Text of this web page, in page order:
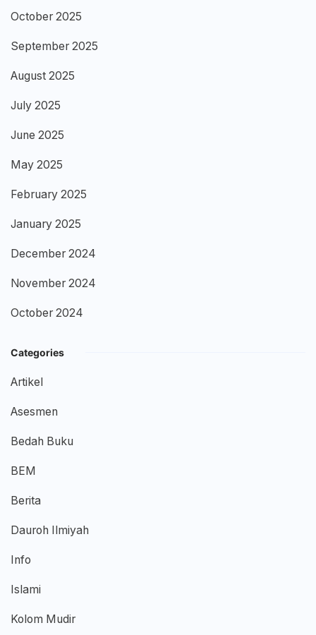
October 2025
September 2025
August 2025
July 2025
June 2025
May 2025
February 2025
January 2025
December 2024
November 2024
October 2024
Categories
Artikel
Asesmen
Bedah Buku
BEM
Berita
Dauroh Ilmiyah
Info
Islami
Kolom Mudir